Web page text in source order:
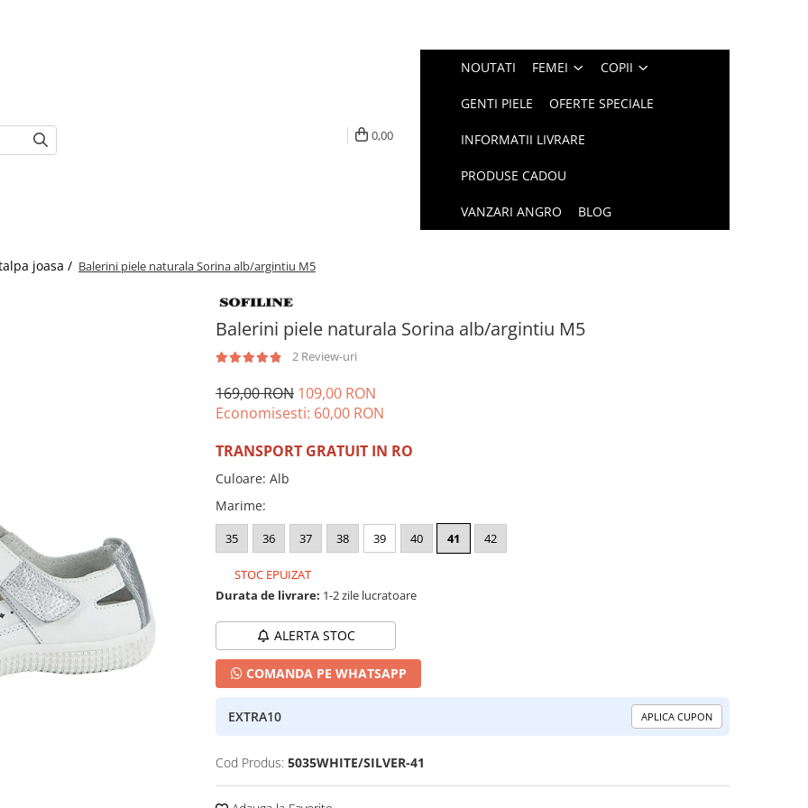
0,00
NOUTATI FEMEI COPII
GENTI PIELE OFERTE SPECIALE
INFORMATII LIVRARE
PRODUSE CADOU
VANZARI ANGRO BLOG
joasa / Balerini piele naturala Sorina alb/argintiu M5
Balerini piele naturala Sorina alb/argintiu M5
2 Review-uri
169,00 RON 109,00 RON
Economisesti: 60,00 RON
TRANSPORT GRATUIT IN RO
Culoare: Alb
Marime:
35 36 37 38 39 40 41 42
STOC EPUIZAT
Durata de livrare: 1-2 zile lucratoare
ALERTA STOC
COMANDA PE WHATSAPP
EXTRA10 APLICA CUPON
Cod Produs: 5035WHITE/SILVER-41